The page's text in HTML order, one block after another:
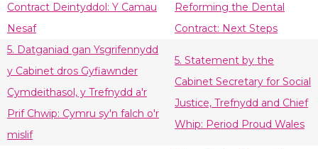
Contract Deintyddol: Y Camau
Nesaf
Reforming the Dental
Contract: Next Steps
5. Datganiad gan Ysgrifennydd
y Cabinet dros Gyfiawnder
Cymdeithasol, y Trefnydd a'r
Prif Chwip: Cymru sy'n falch o'r
mislif
5. Statement by the
Cabinet Secretary for Social
Justice, Trefnydd and Chief
Whip: Period Proud Wales